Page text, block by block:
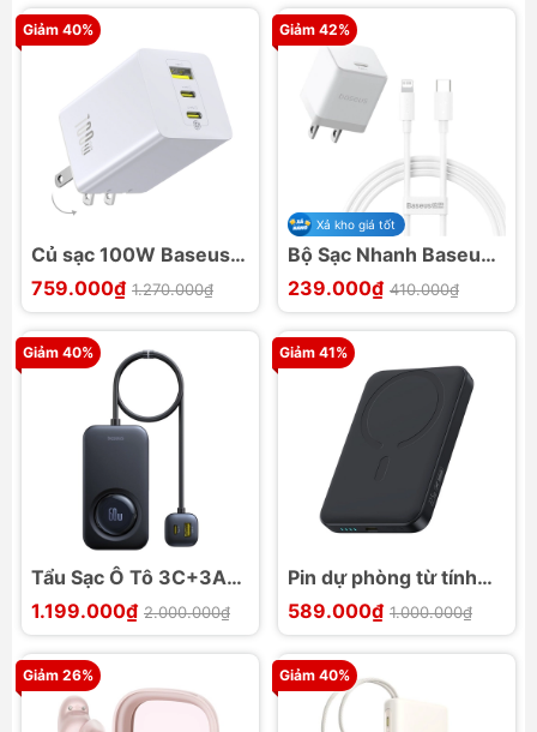
Giảm 40%
Củ sạc 100W Baseus
EnerFill FE11 2C1U
759.000₫ 1.270.000₫
Giảm 42%
Xả kho giá tốt
Bộ Sạc Nhanh Baseus
Palm Fast Charger 1C
20W/30W
239.000₫ 410.000₫
Giảm 40%
Tẩu Sạc Ô Tô 3C+3A
Baseus PrimeTrip VW1
105W kèm cáp thu gọn
60W
1.199.000₫ 2.000.000₫
Giảm 41%
Pin dự phòng từ tính
siêu nhỏ Baseus
EnerFill FM11
10000mAh 22.5W bản
CCC
589.000₫ 1.000.000₫
Giảm 26% Giảm 40%